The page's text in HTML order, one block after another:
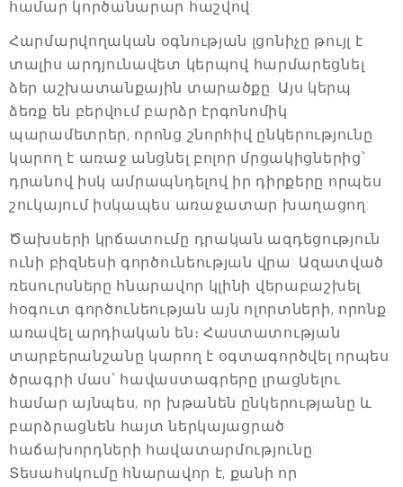
համար կործանարար հաշվով:
Հարմարվողական օգնության լցոնիչը թույլ է
տալիս արդյունավետ կերպով հարմարեցնել
ձեր աշխատանքային տարածքը: Այս կերպ
ձեռք են բերվում բարձր էրգոնոմիկ
պարամետրեր, որոնց շնորհիվ ընկերությունը
կարող է առաջ անցնել բոլոր մրցակիցներից՝
դրանով իսկ ամրապնդելով իր դիրքերը որպես
շուկայում իսկապես առաջատար խաղացող:
Ծախսերի կրճատումը դրական ազդեցություն
ունի բիզնեսի գործունեության վրա: Ազատված
ռեսուրսները հնարավոր կլինի վերաբաշխել
հօգուտ գործունեության այն ոլորտների, որոնք
առավել արդիական են։ Հաստատության
տարբերանշանը կարող է օգտագործվել որպես
ծրագրի մաս՝ հավաստագրերը լրացնելու
համար այնպես, որ խթանեն ընկերությանը և
բարձրացնեն հայտ ներկայացրած
հաճախորդների հավատարմությունը:
Տեսահսկումը հնարավոր է, քանի որ